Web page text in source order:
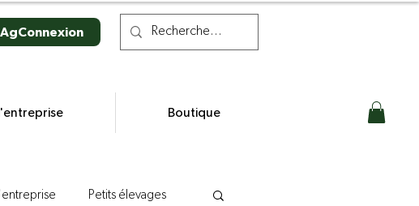
AgConnexion
Boutique
Petits élevages